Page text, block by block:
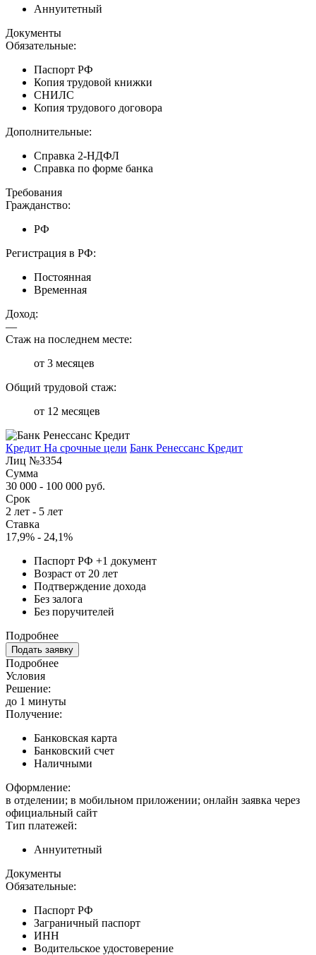
Аннуитетный
Документы
Обязательные:
Паспорт РФ
Копия трудовой книжки
СНИЛС
Копия трудового договора
Дополнительные:
Справка 2-НДФЛ
Справка по форме банка
Требования
Гражданство:
РФ
Регистрация в РФ:
Постоянная
Временная
Доход:
—
Стаж на последнем месте:
от 3 месяцев
Общий трудовой стаж:
от 12 месяцев
Кредит На срочные цели Банк Ренессанс Кредит
Лиц №3354
Сумма
30 000 - 100 000 руб.
Срок
2 лет - 5 лет
Ставка
17,9% - 24,1%
Паспорт РФ +1 документ
Возраст от 20 лет
Подтверждение дохода
Без залога
Без поручителей
Подробнее
Подать заявку
Подробнее
Условия
Решение:
до 1 минуты
Получение:
Банковская карта
Банковский счет
Наличными
Оформление:
в отделении; в мобильном приложении; онлайн заявка через
официальный сайт
Тип платежей:
Аннуитетный
Документы
Обязательные:
Паспорт РФ
Заграничный паспорт
ИНН
Водительское удостоверение